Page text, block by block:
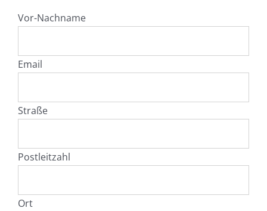
Vor-Nachname
Email
Straße
Postleitzahl
Ort